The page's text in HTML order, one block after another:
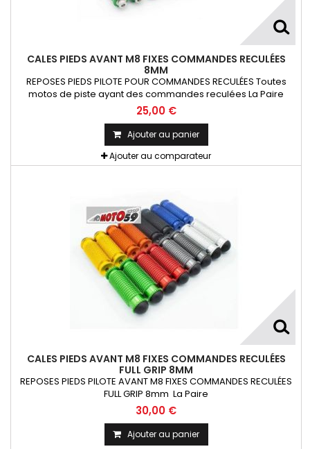
CALES PIEDS AVANT M8 FIXES COMMANDES RECULÉES
8MM
REPOSES PIEDS PILOTE POUR COMMANDES RECULÉES Toutes
motos de piste ayant des commandes reculées La Paire
25,00 €
Ajouter au panier
Ajouter au comparateur
CALES PIEDS AVANT M8 FIXES COMMANDES RECULÉES
FULL GRIP 8MM
REPOSES PIEDS PILOTE AVANT M8 FIXES COMMANDES RECULÉES
FULL GRIP 8mm La Paire
30,00 €
Ajouter au panier